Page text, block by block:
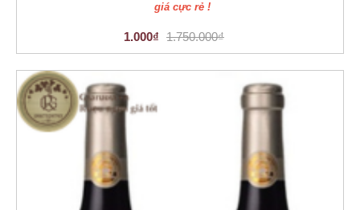
giá cực rẻ !
1.000₫ 1.750.000₫